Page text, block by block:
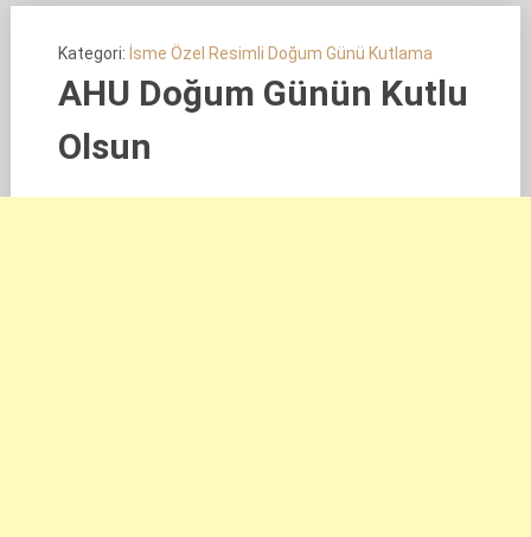
Kategori: İsme Özel Resimli Doğum Günü Kutlama
AHU Doğum Günün Kutlu
Olsun